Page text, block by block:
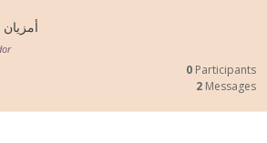
أمزيان
0 Participants
2 Messages